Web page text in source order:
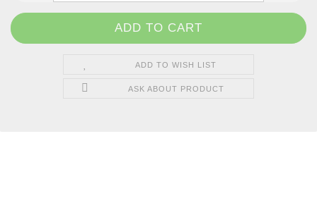
ADD TO WISH LIST
ASK ABOUT PRODUCT